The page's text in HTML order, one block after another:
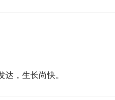
，生长尚快。